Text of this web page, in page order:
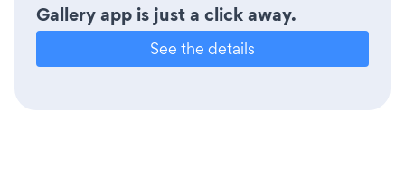
Gallery app is just a click away.
See the details